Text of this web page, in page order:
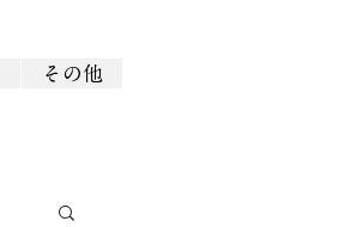
その他